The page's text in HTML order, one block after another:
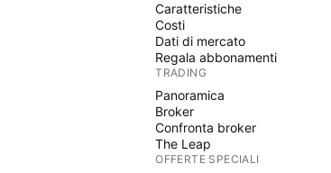
Caratteristiche
Costi
Dati di mercato
Regala abbonamenti
TRADING
Panoramica
Broker
Confronta broker
The Leap
OFFERTE SPECIALI